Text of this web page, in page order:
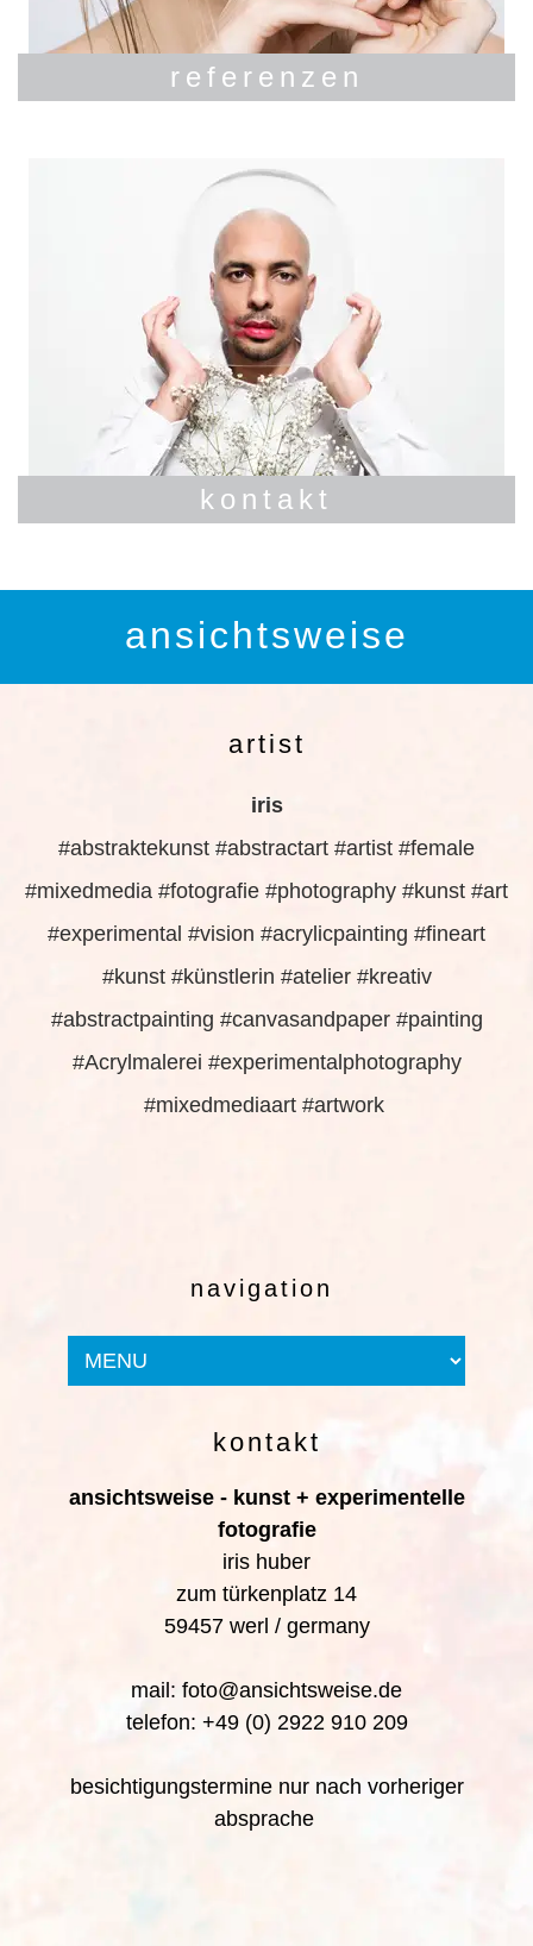
referenzen
kontakt
ansichtsweise
artist
iris
#abstraktekunst #abstractart #artist #female
#mixedmedia #fotografie #photography #kunst #art
#experimental #vision #acrylicpainting #fineart
#kunst #künstlerin #atelier #kreativ
#abstractpainting #canvasandpaper #painting
#Acrylmalerei #experimentalphotography
#mixedmediaart #artwork
navigation
kontakt
ansichtsweise - kunst + experimentelle
fotografie
iris huber
zum türkenplatz 14
59457 werl / germany
mail: foto@ansichtsweise.de
telefon: +49 (0) 2922 910 209
besichtigungstermine nur nach vorheriger
absprache